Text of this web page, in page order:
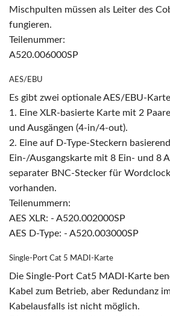
Mischpulten müssen als Leiter des
fungieren.
Teilenummer:
A520.006000SP
AES/EBU
Es gibt zwei optionale AES/EBU-
1. Eine XLR-basierte Karte mit 2
und Ausgängen (4-in/4-out).
2. Eine auf D-Type-Steckern
Ein-/Ausgangskarte mit 8 Ein- und 8
separater BNC-Stecker für
vorhanden.
Teilenummern:
AES XLR: - A520.002000SP
AES D-Type: - A520.003000SP
Single-Port Cat 5 MADI-Karte
Die Single-Port Cat5 MADI-Karte
Kabel zum Betrieb, aber Redundanz
Kabelausfalls ist nicht möglich.